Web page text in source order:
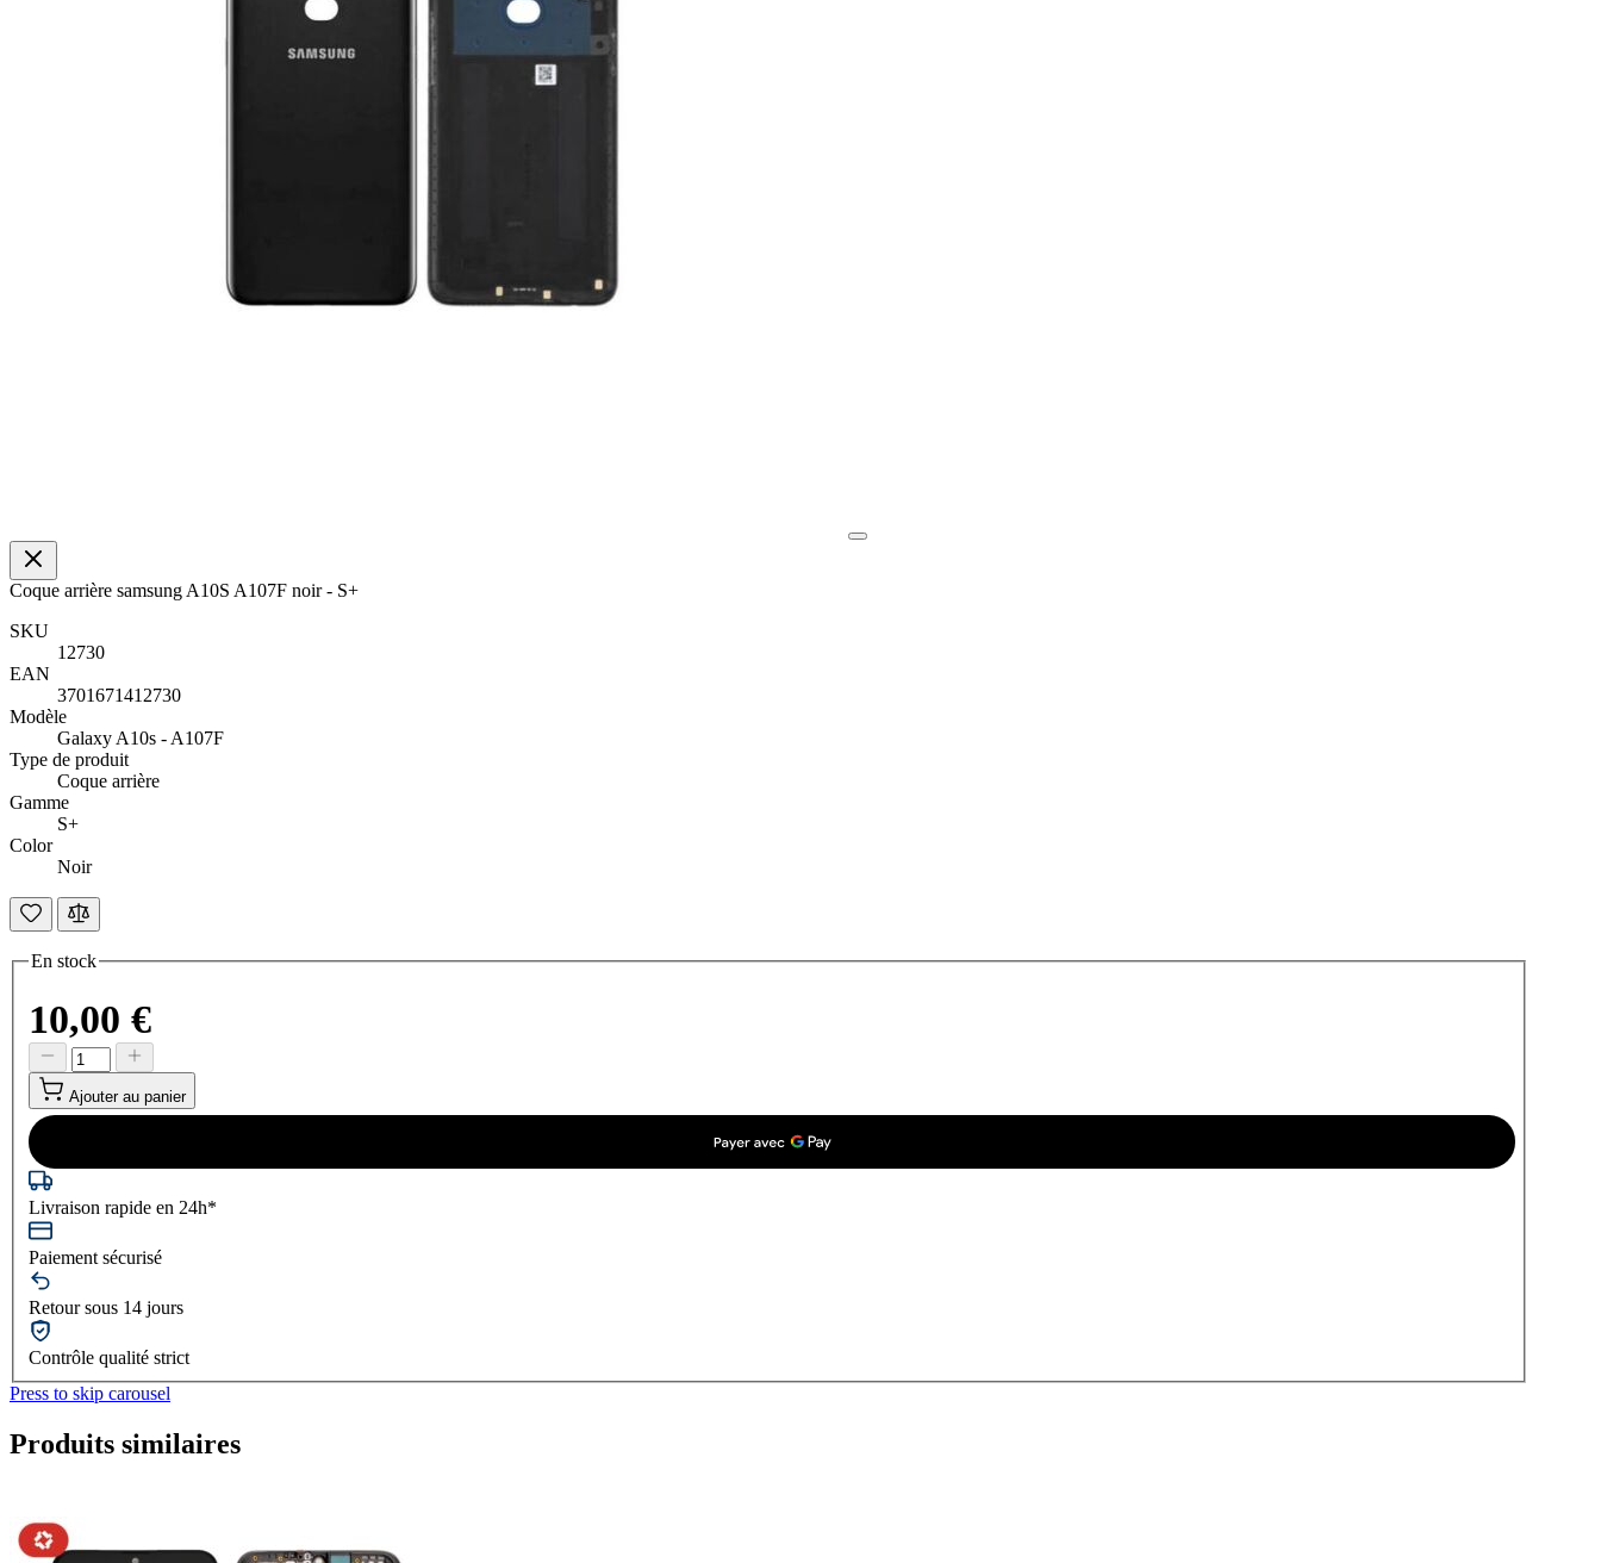
Coque arrière samsung A10S A107F noir - S+
SKU
12730
EAN
3701671412730
Modèle
Galaxy A10s - A107F
Type de produit
Coque arrière
Gamme
S+
Color
Noir
En stock
10,00 €
Ajouter au panier
Livraison rapide en 24h*
Paiement sécurisé
Retour sous 14 jours
Contrôle qualité strict
Press to skip carousel
Produits similaires